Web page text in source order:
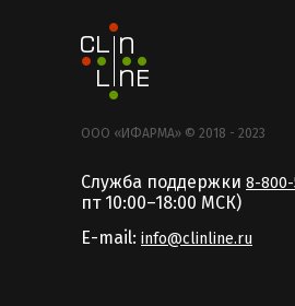
ООО «ИФАРМА» © 2018 - 2023
Служба поддержки 8-800-
пт 10:00–18:00 MCК)
E-mail: info@clinline.ru